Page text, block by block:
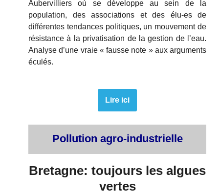
Aubervilliers où se développe au sein de la
population, des associations et des élu-es de
différentes tendances politiques, un mouvement de
résistance à la privatisation de la gestion de l’eau.
Analyse d’une vraie « fausse note » aux arguments
éculés.
Lire ici
Pollution agro-industrielle
Bretagne: toujours les algues
vertes